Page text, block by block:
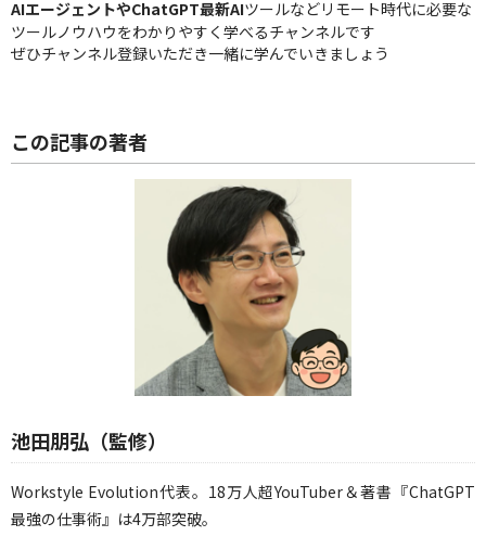
AIエージェントやChatGPT最新AIツールなどリモート時代に必要な
ツールノウハウをわかりやすく学べるチャンネルです
ぜひチャンネル登録いただき一緒に学んでいきましょう
この記事の著者
池田朋弘（監修）
Workstyle Evolution代表。18万人超YouTuber＆著書『ChatGPT
最強の仕事術』は4万部突破。